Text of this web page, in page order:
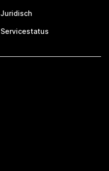
Juridisch
Servicestatus